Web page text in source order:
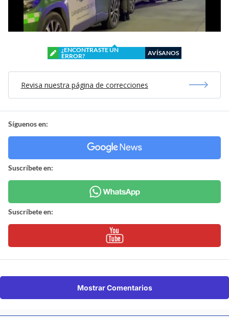
¿ENCONTRASTE UN
ERROR?
AVÍSANOS
Revisa nuestra página de correcciones
Síguenos en:
Suscríbete en:
Suscríbete en:
Mostrar Comentarios